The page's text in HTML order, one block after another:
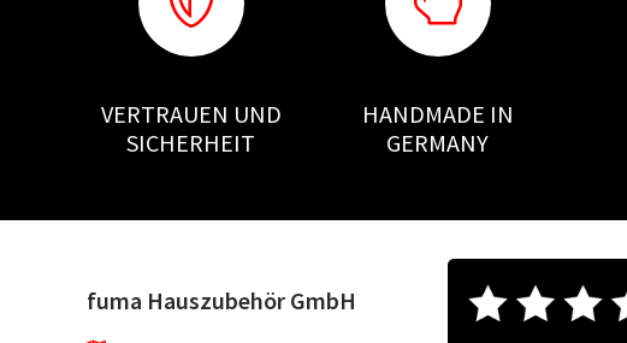
VERTRAUEN UND
SICHERHEIT
HANDMADE IN
GERMANY
fuma Hauszubehör GmbH